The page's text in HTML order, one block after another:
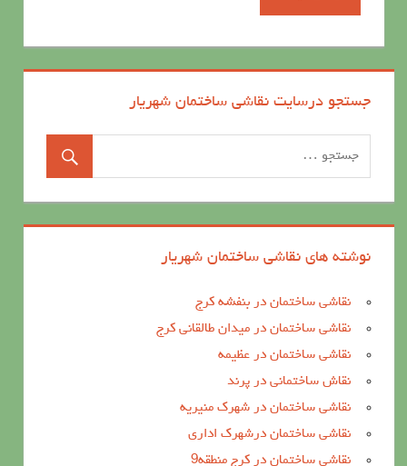
جستجو درسایت نقاشی ساختمان شهریار
نوشته های نقاشی ساختمان شهریار
نقاشی ساختمان در بنفشه کرج
نقاشی ساختمان در میدان طالقانی کرج
نقاشی ساختمان در عظیمه
نقاش ساختمانی در پرند
نقاشی ساختمان در شهرک منیریه
نقاشی ساختمان درشهرک اداری
نقاشی ساختمان در کرج منطقه9